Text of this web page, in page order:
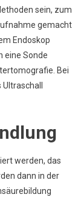
sein, zum
gemacht
Endoskop
eine Sonde
Bei
werden, das
dann in der